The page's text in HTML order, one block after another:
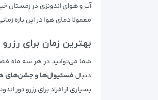
آب و هوای اندونزی در زمستان
معمولا دمای هوا در این بازه زمانی بین 20 تا 25 درجه سانتی گراد است و باد یا باران‌های شدید هم اتفاق نمی‌افتند. به همین دلیل، شما می‌توانید از تور زمستان
بهترین زمان برای
شما می‌توانید در هر سه ماه
دنبالفستیوال‌ها و جشن‌های
بسیاری از افراد برای رزرو تور